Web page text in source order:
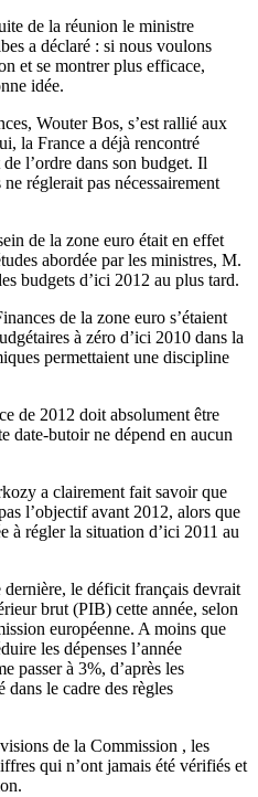
de la réunion le ministre
a déclaré : si nous voulons
et se montrer plus efficace,
idée.
Wouter Bos, s’est rallié aux
la France a déjà rencontré
l’ordre dans son budget. Il
réglerait pas nécessairement
de la zone euro était en effet
abordée par les ministres, M.
budgets d’ici 2012 au plus tard.
de la zone euro s’étaient
à zéro d’ici 2010 dans la
permettaient une discipline
de 2012 doit absolument être
date-butoir ne dépend en aucun
a clairement fait savoir que
l’objectif avant 2012, alors que
à régler la situation d’ici 2011 au
le déficit français devrait
brut (PIB) cette année, selon
européenne. A moins que
les dépenses l’année
passer à 3%, d’après les
le cadre des règles
de la Commission , les
qui n’ont jamais été vérifiés et